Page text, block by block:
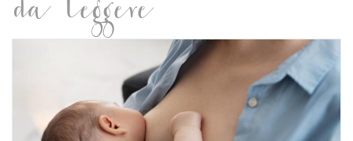
da leggere